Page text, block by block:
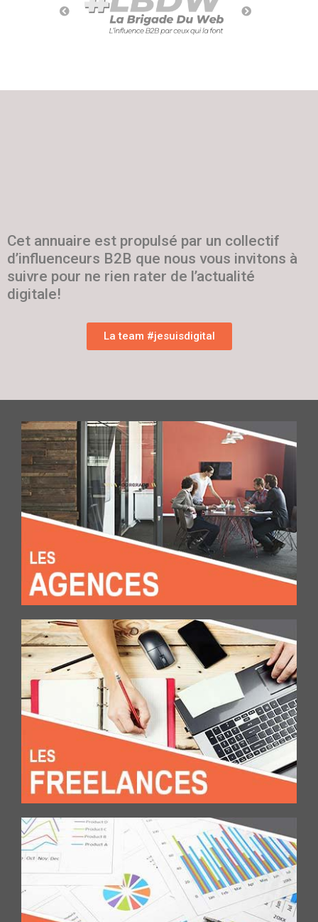
Cet annuaire est propulsé par un collectif
d’influenceurs B2B que nous vous invitons à
suivre pour ne rien rater de l’actualité
digitale!
La team #jesuisdigital